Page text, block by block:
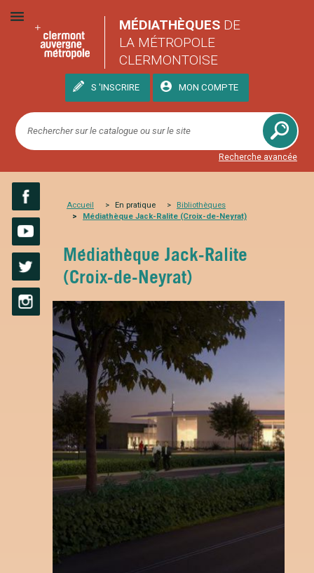
MÉDIATHÈQUES DE
LA MÉTROPOLE
CLERMONTOISE
S 'INSCRIRE MON COMPTE
Recherche avancée
Accueil En pratique
Bibliothèques
Médiathèque Jack-Ralite (Croix-de-Neyrat)
Médiathèque Jack-Ralite
(Croix-de-Neyrat)
Facebook
YouTube
Twitter